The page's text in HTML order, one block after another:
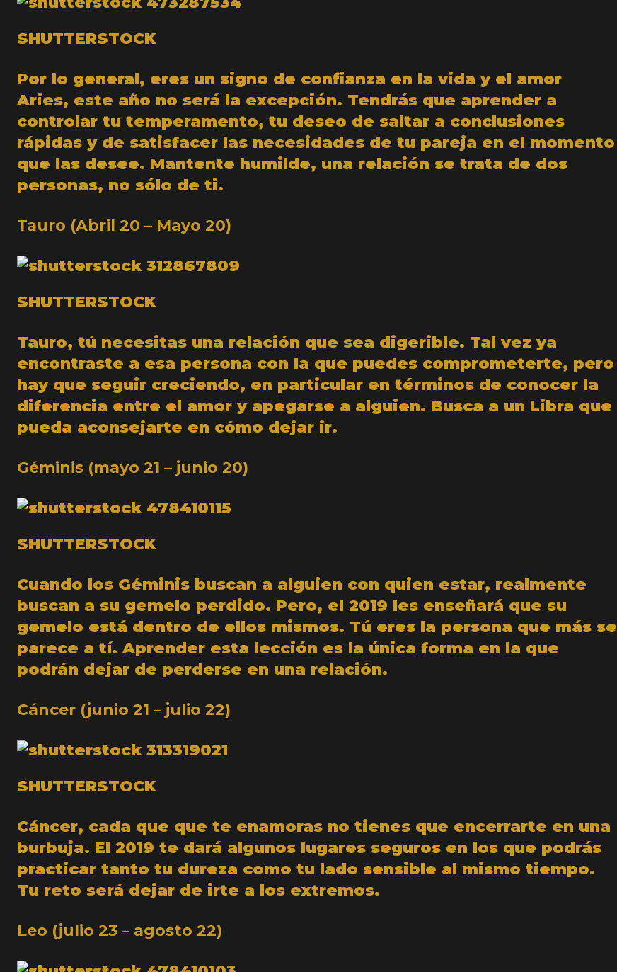
SHUTTERSTOCK
Por lo general, eres un signo de confianza en la vida y el amor
Aries, este año no será la excepción. Tendrás que aprender a
controlar tu temperamento, tu deseo de saltar a conclusiones
rápidas y de satisfacer las necesidades de tu pareja en el momento
que las desee. Mantente humilde, una relación se trata de dos
personas, no sólo de ti.
Tauro (Abril 20 – Mayo 20)
SHUTTERSTOCK
Tauro, tú necesitas una relación que sea digerible. Tal vez ya
encontraste a esa persona con la que puedes comprometerte, pero
hay que seguir creciendo, en particular en términos de conocer la
diferencia entre el amor y apegarse a alguien. Busca a un Libra que
pueda aconsejarte en cómo dejar ir.
Géminis (mayo 21 – junio 20)
SHUTTERSTOCK
Cuando los Géminis buscan a alguien con quien estar, realmente
buscan a su gemelo perdido. Pero, el 2019 les enseñará que su
gemelo está dentro de ellos mismos. Tú eres la persona que más se
parece a tí. Aprender esta lección es la única forma en la que
podrán dejar de perderse en una relación.
Cáncer (junio 21 – julio 22)
SHUTTERSTOCK
Cáncer, cada que que te enamoras no tienes que encerrarte en una
burbuja. El 2019 te dará algunos lugares seguros en los que podrás
practicar tanto tu dureza como tu lado sensible al mismo tiempo.
Tu reto será dejar de irte a los extremos.
Leo (julio 23 – agosto 22)